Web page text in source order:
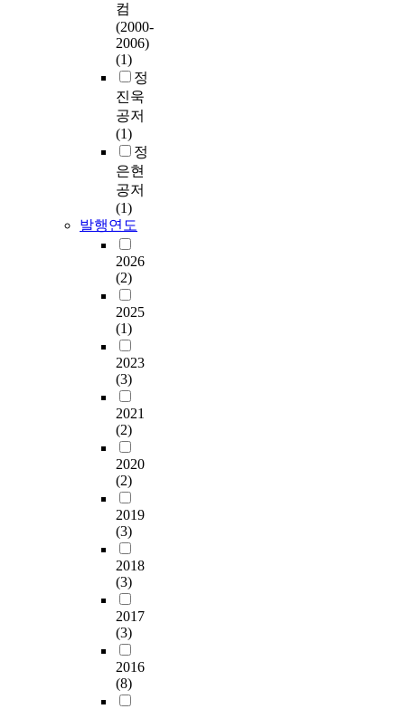
컴
(2000-
2006)
(1)
정
진욱
공저
(1)
정
은현
공저
(1)
발행연도
2026
(2)
2025
(1)
2023
(3)
2021
(2)
2020
(2)
2019
(3)
2018
(3)
2017
(3)
2016
(8)